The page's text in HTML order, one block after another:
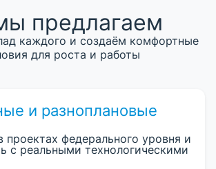
предлагаем
каждого и создаём комфортные
для роста и работы
и разноплановые
проектах федерального уровня и
с реальными технологическими